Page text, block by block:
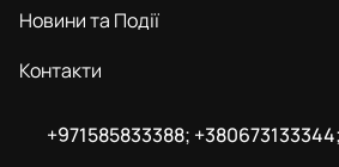
Новини та Події
Контакти
+971585833388;